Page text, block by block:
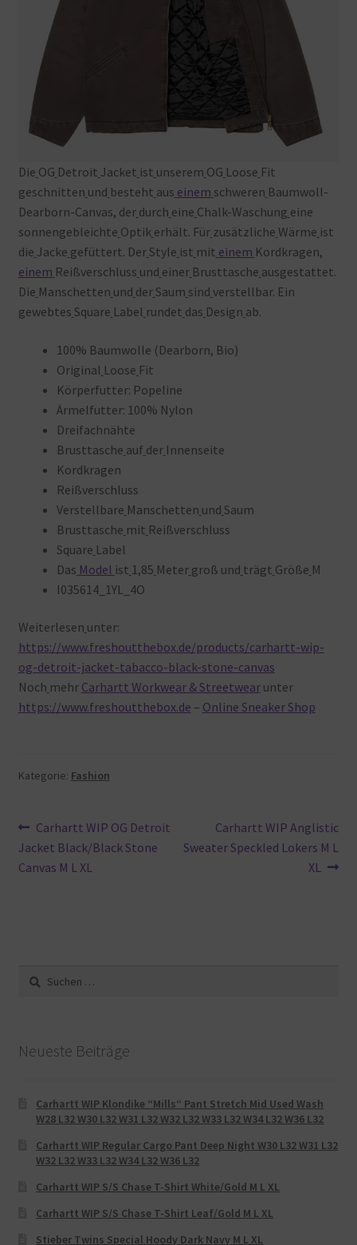
Die OG Detroit Jacket ist unserem OG Loose Fit
geschnitten und besteht aus einem schweren Baumwoll-
Dearborn-Canvas, der durch eine Chalk-Waschung eine
sonnengebleichte Optik erhält. Für zusätzliche Wärme ist
die Jacke gefüttert. Der Style ist mit einem Kordkragen,
einem Reißverschluss und einer Brusttasche ausgestattet.
Die Manschetten und der Saum sind verstellbar. Ein
gewebtes Square Label rundet das Design ab.
100% Baumwolle (Dearborn, Bio)
Original Loose Fit
Körperfutter: Popeline
Ärmelfutter: 100% Nylon
Dreifachnähte
Brusttasche auf der Innenseite
Kordkragen
Reißverschluss
Verstellbare Manschetten und Saum
Brusttasche mit Reißverschluss
Square Label
Das Model ist 1,85 Meter groß und trägt Größe M
I035614_1YL_4O
Weiterlesen unter:
https://www.freshoutthebox.de/products/carhartt-wip-
og-detroit-jacket-tabacco-black-stone-canvas
Noch mehr Carhartt Workwear & Streetwearunter
https://www.freshoutthebox.de – Online Sneaker Shop
Kategorie: Fashion
Beitragsnavigation
Vorheriger
Beitrag:
Carhartt WIP OG Detroit
Jacket Black/Black Stone
Canvas M L XL
Nächster
Beitrag:
Carhartt WIP Anglistic
Sweater Speckled Lokers M L
XL
Suche
nach:
Neueste Beiträge
Carhartt WIP Klondike “Mills“ Pant Stretch Mid Used Wash
W28 L32 W30 L32 W31 L32 W32 L32 W33 L32 W34 L32 W36 L32
Carhartt WIP Regular Cargo Pant Deep Night W30 L32 W31 L32
W32 L32 W33 L32 W34 L32 W36 L32
Carhartt WIP S/S Chase T-Shirt White/Gold M L XL
Carhartt WIP S/S Chase T-Shirt Leaf/Gold M L XL
Stieber Twins Special Hoody Dark Navy M L XL